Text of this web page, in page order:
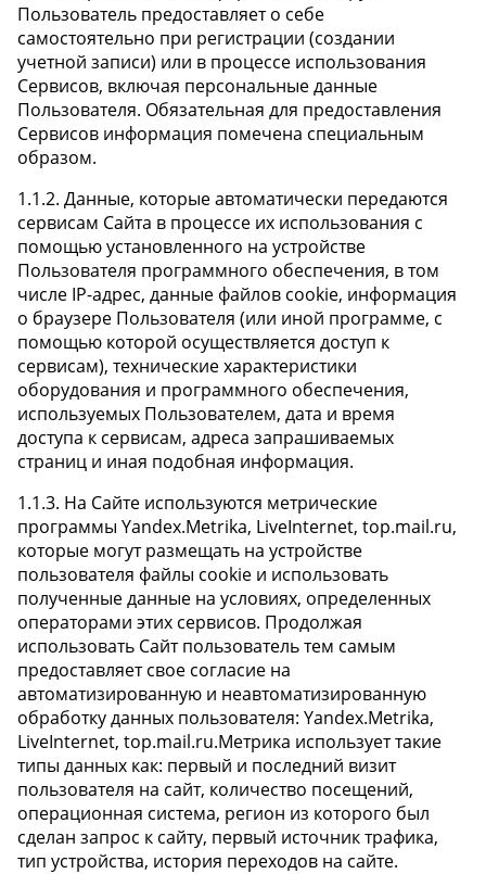
Пользователь предоставляет о себе
самостоятельно при регистрации (создании
учетной записи) или в процессе использования
Сервисов, включая персональные данные
Пользователя. Обязательная для предоставления
Сервисов информация помечена специальным
образом.
1.1.2. Данные, которые автоматически передаются
сервисам Сайта в процессе их использования с
помощью установленного на устройстве
Пользователя программного обеспечения, в том
числе IP-адрес, данные файлов cookie, информация
о браузере Пользователя (или иной программе, с
помощью которой осуществляется доступ к
сервисам), технические характеристики
оборудования и программного обеспечения,
используемых Пользователем, дата и время
доступа к сервисам, адреса запрашиваемых
страниц и иная подобная информация.
1.1.3. На Сайте используются метрические
программы Yandex.Metrika, LiveInternet, top.mail.ru,
которые могут размещать на устройстве
пользователя файлы cookie и использовать
полученные данные на условиях, определенных
операторами этих сервисов. Продолжая
использовать Сайт пользователь тем самым
предоставляет свое согласие на
автоматизированную и неавтоматизированную
обработку данных пользователя: Yandex.Metrika,
LiveInternet, top.mail.ru.Метрика использует такие
типы данных как: первый и последний визит
пользователя на сайт, количество посещений,
операционная система, регион из которого был
сделан запрос к сайту, первый источник трафика,
тип устройства, история переходов на сайте.